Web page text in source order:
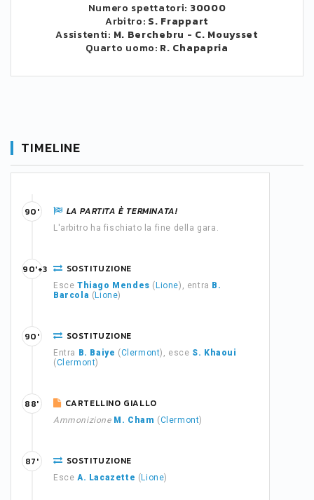
Numero spettatori: 30000
Arbitro: S. Frappart
Assistenti: M. Berchebru - C. Mouysset
Quarto uomo: R. Chapapria
TIMELINE
LA PARTITA È TERMINATA!
L'arbitro ha fischiato la fine della gara.
90'
SOSTITUZIONE
Esce Thiago Mendes ( Lione), entra B.
Barcola ( Lione)
90'+3
SOSTITUZIONE
Entra B. Baiye (Clermont), esce S. Khaoui
(Clermont)
90'
CARTELLINO GIALLO
Ammonizione M. Cham (Clermont)
88'
SOSTITUZIONE
Esce A. Lacazette ( Lione)
87'